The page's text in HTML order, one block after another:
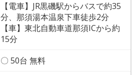
【電車】JR黒磯駅からバスで約35
分、那須湯本温泉下車徒歩2分
【車】東北自動車道那須ICから約
15分
〇 50台 無料